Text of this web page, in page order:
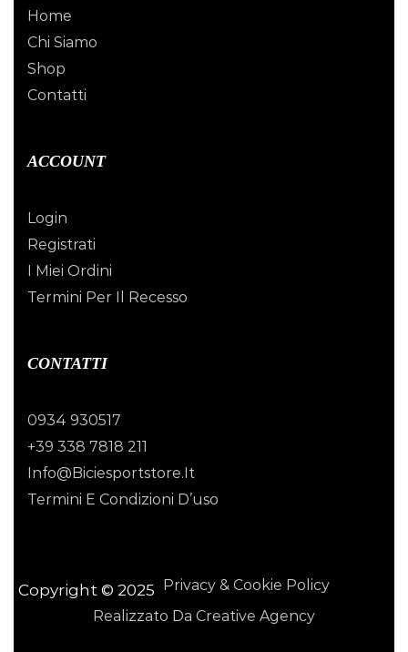
Home
Chi Siamo
Shop
Contatti
ACCOUNT
Login
Registrati
I Miei Ordini
Termini Per Il Recesso
CONTATTI
0934 930517
+39 338 7818 211
Info@biciesportstore.it
Termini E Condizioni D’uso
Copyright © 2025 Privacy & Cookie Policy
Realizzato Da Creative Agency